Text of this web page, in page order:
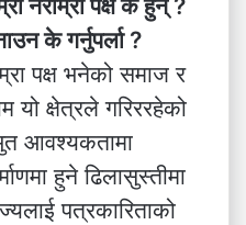
नराम्रा पक्ष के हुन् ?
के गर्नुपर्ला ?
पक्ष भनेको समाज र
यो क्षेत्रले गरिररहेको
आवश्यकतामा
हुने ढिलासुस्तीमा
पत्रकारिताको